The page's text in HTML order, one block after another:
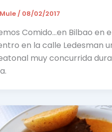
Mule/ 08/02/2017
Comido…en Bilbao en
en la calle Ledesman
muy concurrida